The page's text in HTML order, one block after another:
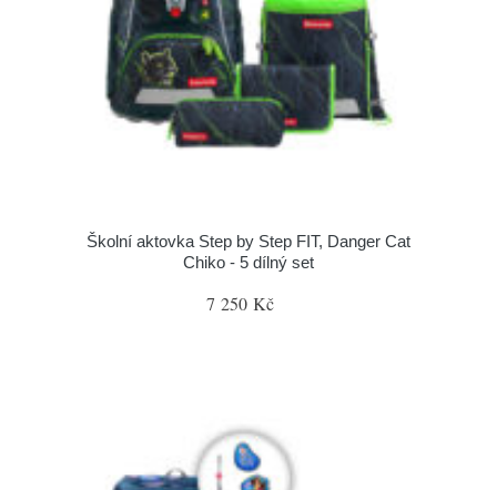
Školní aktovka Step by Step FIT, Danger Cat
Chiko - 5 dílný set
7 250 Kč